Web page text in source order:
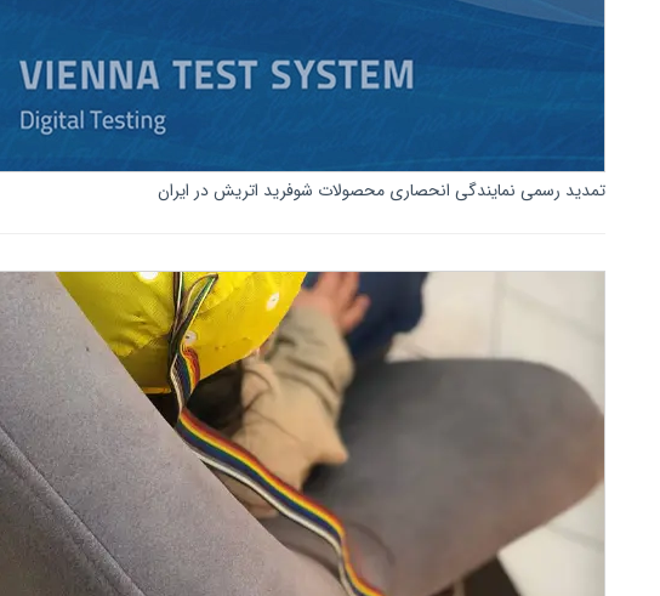
تمدید رسمی نمایندگی انحصاری محصولات شوفرید اتریش در ایران